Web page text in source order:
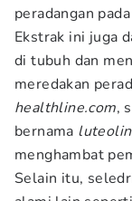
peradangan
Ekstrak ini juga
di tubuh dan
meredakan
healthline.com,
bernama luteolin
menghambat
Selain itu,